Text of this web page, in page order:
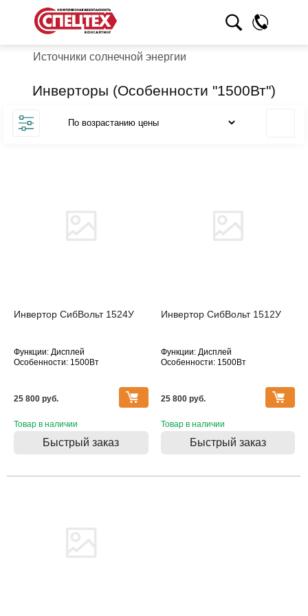
Источники солнечной энергии
Инверторы (Особенности "1500Вт")
Инвертор СибВольт 1524У
Функции: Дисплей
Особенности: 1500Вт
25 800 pуб.
Товар в наличии
Быстрый заказ
Инвертор СибВольт 1512У
Функции: Дисплей
Особенности: 1500Вт
25 800 pуб.
Товар в наличии
Быстрый заказ